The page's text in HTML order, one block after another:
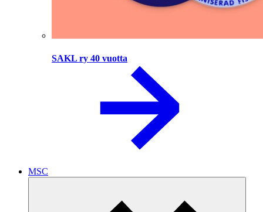
SAKL ry 40 vuotta
MSC